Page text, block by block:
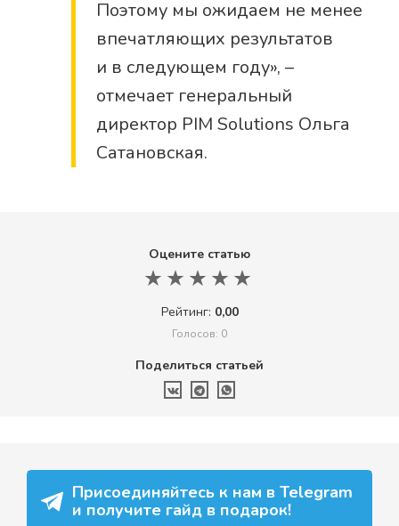
Поэтому мы ожидаем не менее
впечатляющих результатов
и в следующем году», –
отмечает генеральный
директор PIM Solutions Ольга
Сатановская.
Оцените статью
Рейтинг: 0,00
Голосов: 0
Поделиться статьей
Присоединяйтесь к нам в Telegram
и получите гайд в подарок!